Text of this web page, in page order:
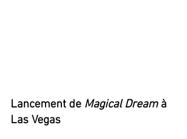
Lancement de Magical Dream à
Las Vegas